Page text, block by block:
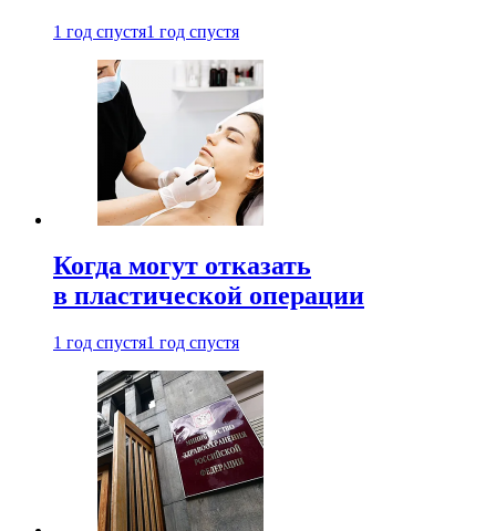
1 год спустя1 год спустя
Когда могут отказать
в пластической операции
1 год спустя1 год спустя